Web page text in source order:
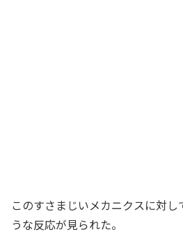
このすさまじいメカニクスに対し
うな反応が見られた。